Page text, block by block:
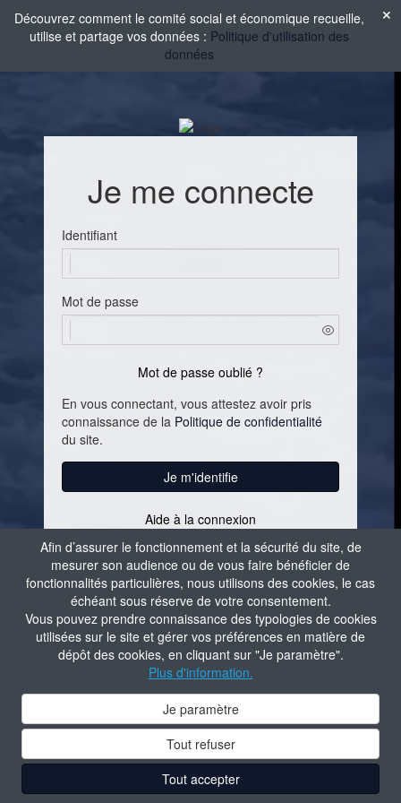
Afin d’assurer le fonctionnement et la sécurité du site, de
mesurer son audience ou de vous faire bénéficier de
fonctionnalités particulières, nous utilisons des cookies, le cas
échéant sous réserve de votre consentement.
Vous pouvez prendre connaissance des typologies de cookies
utilisées sur le site et gérer vos préférences en matière de
dépôt des cookies, en cliquant sur "Je paramètre".
Plus d'information.
Je paramètre
Tout refuser
Tout accepter
Découvrez comment le comité social et économique recueille,
utilise et partage vos données : Politique d'utilisation des
données
Je me connecte
Identifiant
Mot de passe
Mot de passe oublié ?
En vous connectant, vous attestez avoir pris
connaissance de la Politique de confidentialité
du site.
Je m'identifie
Aide à la connexion
Contacter l'administrateur du site